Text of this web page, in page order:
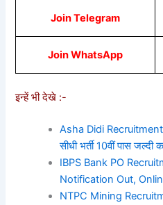
Join Telegram
Join WhatsApp
इन्हें भी देखे :-
Asha Didi Recruitment
सीधी भर्ती 10वीं पास
IBPS Bank PO
Notification Out,
NTPC Mining